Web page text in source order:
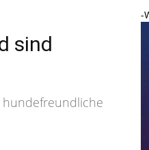
sind
-